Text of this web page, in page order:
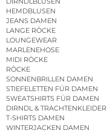
HEMDBLUSEN
JEANS DAMEN
LANGE RÖCKE
LOUNGEWEAR
MARLENEHOSE
MIDI RÖCKE
RÖCKE
SONNENBRILLEN DAMEN
STIEFELETTEN FÜR DAMEN
SWEATSHIRTS FÜR DAMEN
DIRNDL & TRACHTENKLEIDER
T-SHIRTS DAMEN
WINTERJACKEN DAMEN